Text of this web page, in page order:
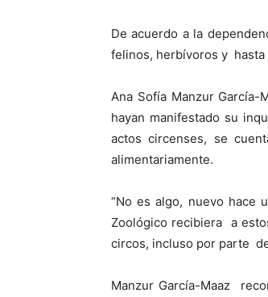
De acuerdo a la
felinos, herbívoros y hasta
Ana Sofía Manzur
hayan manifestado su
actos circenses, se
alimentariamente.
“No es algo, nuevo hace
Zoológico recibiera a
circos, incluso por parte
Manzur García-Maaz